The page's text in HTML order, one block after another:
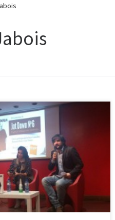
su ejemplar número 6, con
portada, bajo el título
La revista cultural eligió a
formado por Enric
y Manuel Jabois. Apostando
de Callao estaba lleno e